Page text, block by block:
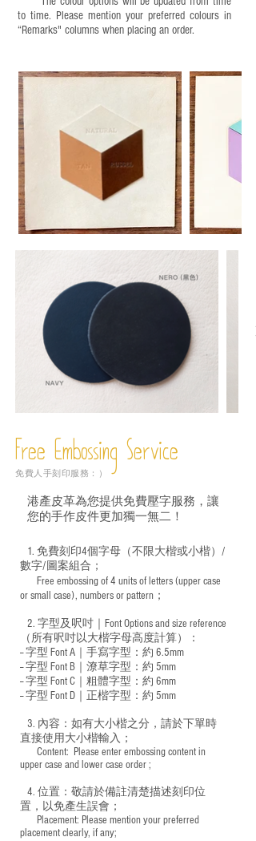
to time. Please mention your preferred colours in
“Remarks" columns when placing an order.
Free Embossing Service
免費人手刻印服務：）
港產皮革為您提供免費壓字服務，讓
您的手作皮件更加獨一無二！
1. 免費刻印4個字母（不限大楷或小楷）/
數字/圖案組合；
Free embossing of 4 units of letters (upper case
or small case), numbers or pattern；
2. 字型及呎吋｜ Font Options and size reference
（所有呎吋以大楷字母高度計算）：
-- 字型 Font A｜手寫字型：約 6.5mm
-- 字型 Font B｜潦草字型： 約 5mm
-- 字型 Font C｜粗體字型：約 6mm
-- 字型 Font D｜正楷字型： 約 5mm
3. 內容：如有大小楷之分，請於下單時
直接使用大小楷輸入；
​ Content: Please enter embossing content in
upper case and lower case order ;
4. 位置：敬請於備註清楚描述刻印位
置，以免產生誤會；
​ Placement: Please mention your preferred
placement clearly, if any;